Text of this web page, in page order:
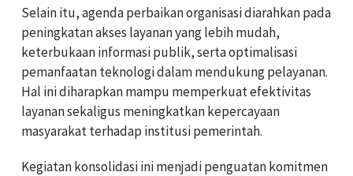
Selain itu, agenda perbaikan organisasi diarahkan pada
peningkatan akses layanan yang lebih mudah,
keterbukaan informasi publik, serta optimalisasi
pemanfaatan teknologi dalam mendukung pelayanan.
Hal ini diharapkan mampu memperkuat efektivitas
layanan sekaligus meningkatkan kepercayaan
masyarakat terhadap institusi pemerintah.
Kegiatan konsolidasi ini menjadi penguatan komitmen